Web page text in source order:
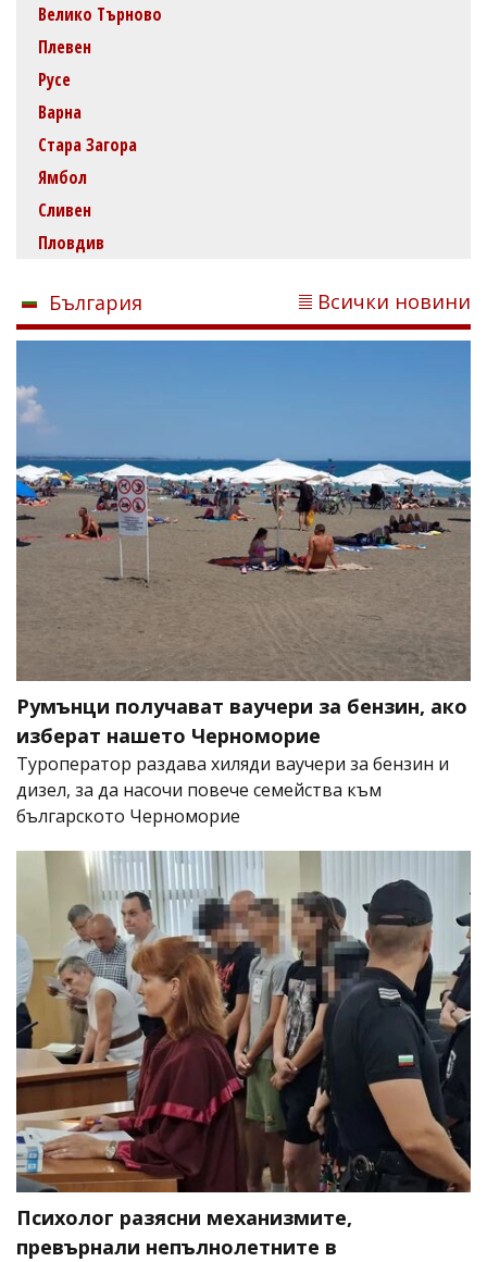
Велико Търново
Плевен
Русе
Варна
Стара Загора
Ямбол
Сливен
Пловдив
България Всички новини
Румънци получават ваучери за бензин, ако
изберат нашето Черноморие
Туроператор раздава хиляди ваучери за бензин и
дизел, за да насочи повече семейства към
българското Черноморие
Психолог разясни механизмите,
превърнали непълнолетните в